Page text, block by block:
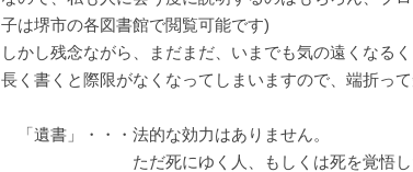
子は堺市の各図書館で閲覧可能です)
しかし残念ながら、まだまだ、いまでも気の遠くなる
長く書くと際限がなくなってしまいますので、端折って
「遺書」・・・法的な効力はありません。
ただ死にゆく人、もしくは死を覚悟した人